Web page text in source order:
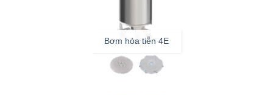
Bơm hỏa tiễn 4E